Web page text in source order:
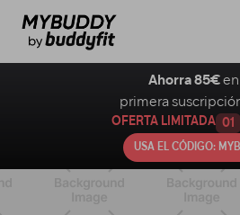
Ahorra 85€
primera
OFERTA LIMITADA 01
USA EL CÓDIGO: